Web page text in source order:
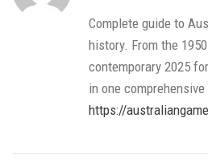
Complete guide to
history. From the
contemporary 2025
in one comprehensive
https://